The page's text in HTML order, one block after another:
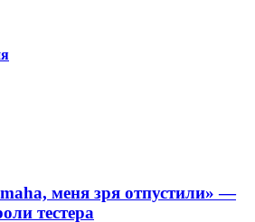
меня зря отпустили» —
тестера